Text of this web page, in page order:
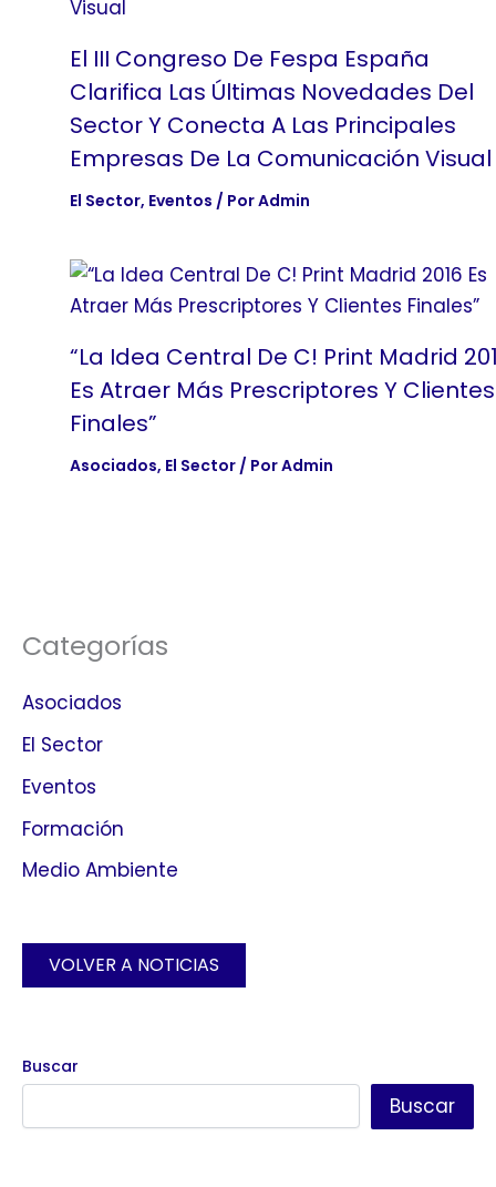
El III Congreso De Fespa España
Clarifica Las Últimas Novedades Del
Sector Y Conecta A Las Principales
Empresas De La Comunicación Visual
El Sector, Eventos / PorAdmin
“La Idea Central De C! Print Madrid
Es Atraer Más Prescriptores Y Clientes
Finales”
Asociados, El Sector/ PorAdmin
Categorías
Asociados
El Sector
Eventos
Formación
Medio Ambiente
VOLVER A NOTICIAS
Buscar
Buscar